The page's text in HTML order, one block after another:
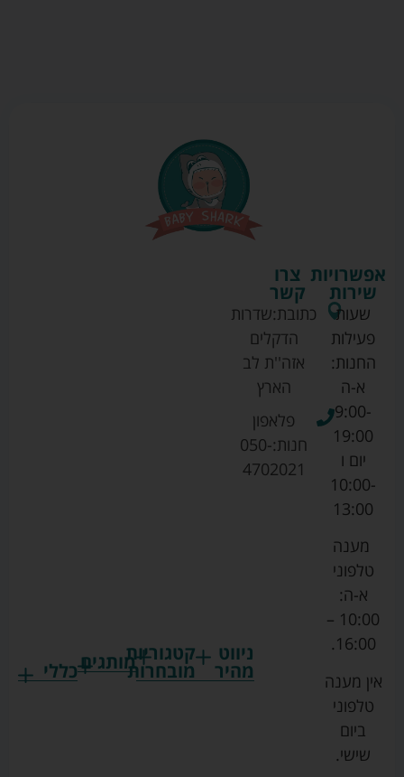
ניווט
מהיר
קטגוריות
מובחרותמותגים
גרקו
כללי
צרו
קשר
כתובת:שדרות
הדקלים
אזה''ת לב
הארץ
פלאפון
חנות:050-
4702021
אפשרויות
שירות
שעות
פעילות
החנות:
א-ה
9:00-
19:00
יום ו
10:00-
13:00
מענה
טלפוני
א-ה:
10:00 –
16:00.
אין מענה
טלפוני
ביום
שישי.